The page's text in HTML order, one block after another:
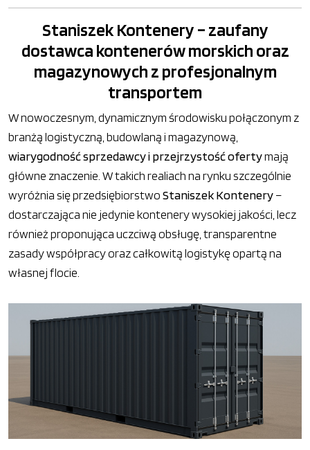
Staniszek Kontenery – zaufany
dostawca kontenerów morskich oraz
magazynowych z profesjonalnym
transportem
W nowoczesnym, dynamicznym środowisku połączonym z
branżą logistyczną, budowlaną i magazynową,
wiarygodność sprzedawcy i przejrzystość ofertymają
główne znaczenie. W takich realiach na rynku szczególnie
wyróżnia się przedsiębiorstwoStaniszek Kontenery–
dostarczająca nie jedynie kontenery wysokiej jakości, lecz
również proponująca uczciwą obsługę, transparentne
zasady współpracy oraz całkowitą logistykę opartą na
własnej flocie.